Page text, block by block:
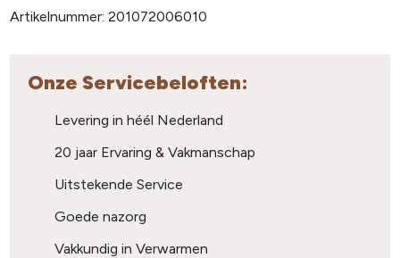
Artikelnummer:201072006010
Onze Servicebeloften:
Levering in héél Nederland
20 jaar Ervaring & Vakmanschap
Uitstekende Service
Goede nazorg
Vakkundig in Verwarmen